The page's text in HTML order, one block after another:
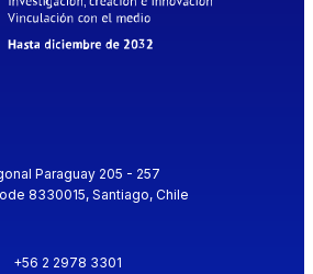
Paraguay 205 - 257
8330015, Santiago, Chile
+56 2 2978 3301